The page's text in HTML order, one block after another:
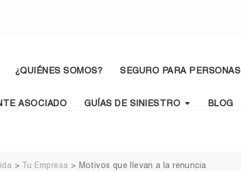
¿QUIÉNES SOMOS? SEGURO PARA PERSONAS
ASOCIADO GUÍAS DE SINIESTRO BLOG
> Tu Empresa > Motivos que llevan a la renuncia